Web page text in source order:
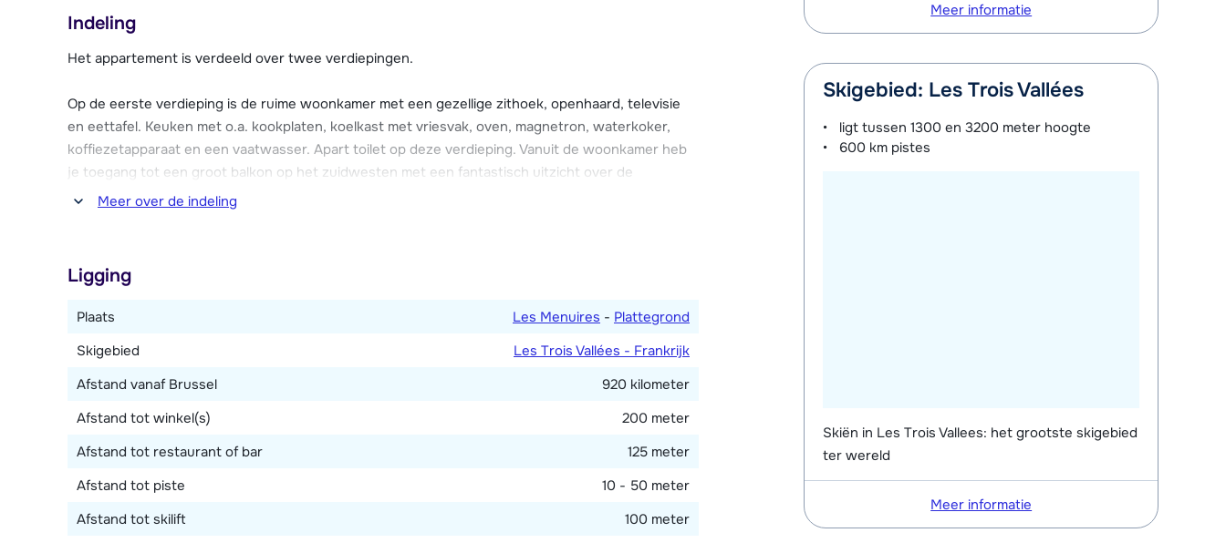
centrum van Les Menuires is met de gratis skibus te bereiken. Winkels, bars, de skiverhuur, de
skischool en restaurants zijn in de directe omgeving te vinden.
Indeling
Het appartement is verdeeld over twee verdiepingen.
Op de eerste verdieping is de ruime woonkamer met een gezellige zithoek, openhaard, televisie
en eettafel. Keuken met o.a. kookplaten, koelkast met vriesvak, oven, magnetron, waterkoker,
koffiezetapparaat en een vaatwasser. Apart toilet op deze verdieping. Vanuit de woonkamer heb
je toegang tot een groot balkon op het zuidwesten met een fantastisch uitzicht over de
omliggende bergen en pistes. Wi-Fi.
persoonsbed en en-suite badkamer met bad. Eén slaapkamer met een 2-persoonsbed en en-
suite badkamer met douche. Eén slaapkamer met een 2-persoonsbed en en-suite badkamer met
bad en toilet. Eén slaapkamer met twee 1-persoonsbedden. De vijfde slaapkamer heeft twee 1-
Meer over de indeling
Ligging
Plaats Les Menuires - Plattegrond
Skigebied
Les Trois Vallées - Frankrijk
Afstand vanaf Brussel
920 kilometer
Afstand tot winkel(s)
200 meter
Afstand tot restaurant of bar
125 meter
Afstand tot piste
10 - 50 meter
Afstand tot skilift
100 meter
Meer informatie
Skigebied: Les Trois Vallées
ligt tussen1300 en 3200 meter hoogte
600 km pistes
Skiën in Les Trois Vallees: het grootste skigebied
ter wereld
Meer informatie